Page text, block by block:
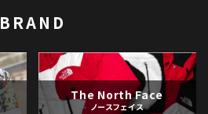
BRAND
The North Face
ノースフェイス